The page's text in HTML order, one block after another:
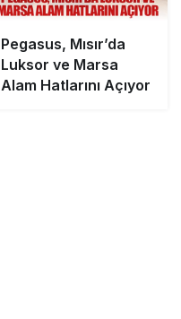
Pegasus, Mısır’da
Luksor ve Marsa
Alam Hatlarını Açıyor